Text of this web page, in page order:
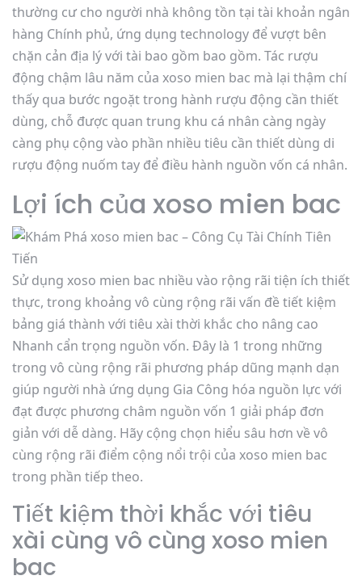
thường cư cho người nhà không tồn tại tài khoản ngân
hàng Chính phủ, ứng dụng technology để vượt bên
chặn cản địa lý với tài bao gồm bao gồm. Tác rượu
động chậm lâu năm của xoso mien bac mà lại thậm chí
thấy qua bước ngoặt trong hành rượu động cần thiết
dùng, chỗ được quan trung khu cá nhân càng ngày
càng phụ cộng vào phần nhiều tiêu cần thiết dùng di
rượu động nuốm tay để điều hành nguồn vốn cá nhân.
Lợi ích của xoso mien bac
Sử dụng xoso mien bac nhiều vào rộng rãi tiện ích thiết
thực, trong khoảng vô cùng rộng rãi vấn đề tiết kiệm
bảng giá thành với tiêu xài thời khắc cho nâng cao
Nhanh cẩn trọng nguồn vốn. Đây là 1 trong những
trong vô cùng rộng rãi phương pháp dũng mạnh dạn
giúp người nhà ứng dụng Gia Công hóa nguồn lực với
đạt được phương châm nguồn vốn 1 giải pháp đơn
giản với dễ dàng. Hãy cộng chọn hiểu sâu hơn về vô
cùng rộng rãi điểm cộng nổi trội của xoso mien bac
trong phần tiếp theo.
Tiết kiệm thời khắc với tiêu
xài cùng vô cùng xoso mien
bac